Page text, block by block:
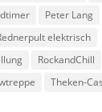
Peter Lang
elektrisch
RockandChill
Theken-